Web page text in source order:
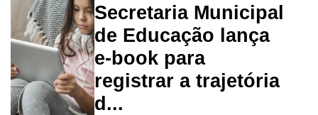
Secretaria Municipal
de Educação lança
e-book para
registrar a trajetória
d...